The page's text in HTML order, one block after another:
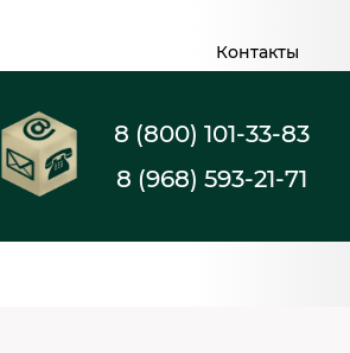
Контакты
8 (800) 101-33-83
8 (968) 593-21-71